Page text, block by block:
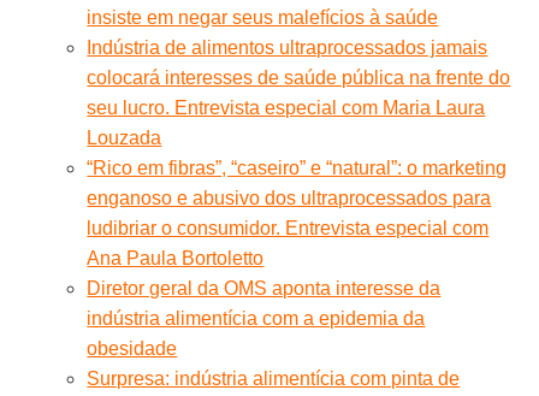
insiste em negar seus malefícios à saúde
Indústria de alimentos ultraprocessados jamais
colocará interesses de saúde pública na frente do
seu lucro. Entrevista especial com Maria Laura
Louzada
“Rico em fibras”, “caseiro” e “natural”: o marketing
enganoso e abusivo dos ultraprocessados para
ludibriar o consumidor. Entrevista especial com
Ana Paula Bortoletto
Diretor geral da OMS aponta interesse da
indústria alimentícia com a epidemia da
obesidade
Surpresa: indústria alimentícia com pinta de